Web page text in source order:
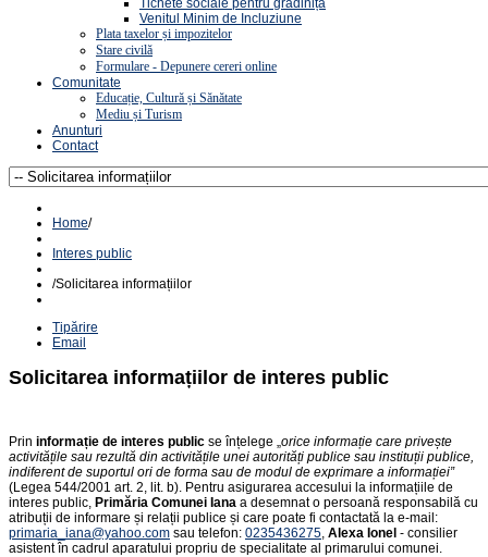
Tichete sociale pentru grădinița
Venitul Minim de Incluziune
Plata taxelor și impozitelor
Stare civilă
Formulare - Depunere cereri online
Comunitate
Educație, Cultură și Sănătate
Mediu și Turism
Anunturi
Contact
Home/
Interes public
/Solicitarea informațiilor
Tipărire
Email
Solicitarea informațiilor de interes public
Prin informație de interes public se înțelege „ orice informație care privește
activitățile sau rezultă din activitățile unei autorități publice sau instituții publice,
indiferent de suportul ori de forma sau de modul de exprimare a informației”
(Legea 544/2001 art. 2, lit. b). Pentru asigurarea accesului la informațiile de
interes public, Primăria Comunei Iana a desemnat o persoană responsabilă cu
atribuții de informare și relații publice și care poate fi contactată la e-mail:
primaria_iana@yahoo.com sau telefon: 0235436275 Alexa Ionel - consilier
asistent în cadrul aparatului propriu de specialitate al primarului comunei.